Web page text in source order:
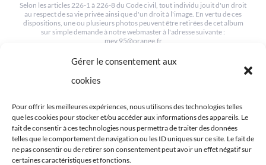
Gérer le consentement aux
cookies
Pour offrir les meilleures expériences, nous utilisons des technologies telles
que les cookies pour stocker et/ou accéder aux informations des appareils. Le
fait de consentir à ces technologies nous permettra de traiter des données
telles que le comportement de navigation ou les ID uniques sur ce site. Le fait de
ne pas consentir ou de retirer son consentement peut avoir un effet négatif sur
certaines caractéristiques et fonctions.
Selon les articles 226-1 à 226-8 du Code civil, tout individu jouit d'un droit
au respect de sa vie privée ainsi que d'un droit à l'image. En vertu de ces
dispositions, une ou plusieurs photos peuvent être retirées de cet album
sur simple demande à notre webmaster à l'adresse suivante :
mev.95@orange.fr
© COPYRIGHT 2012-2022 | TOUS LES DROITS SONT RESERVÉS
| CRÉÉ PAR MEV95
RETROUVEZ-NOUS SUR LES RÉSEAUX